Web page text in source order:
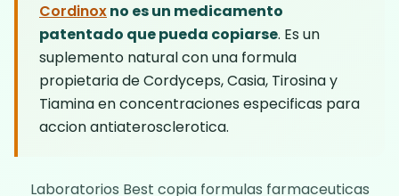
Cordinoxno es un medicamento
patentado que pueda copiarse. Es un
suplemento natural con una formula
propietaria de Cordyceps, Casia, Tirosina y
Tiamina en concentraciones especificas para
accion antiaterosclerotica.
Laboratorios Best copia formulas farmaceuticas